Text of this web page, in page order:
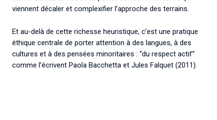
viennent décaler et complexifier l’approche des terrains.
Et au-delà de cette richesse heuristique, c’est une pratique
éthique centrale de porter attention à des langues, à des
cultures et à des pensées minoritaires : “du respect actif”
comme l’écrivent Paola Bacchetta et Jules Falquet (2011).